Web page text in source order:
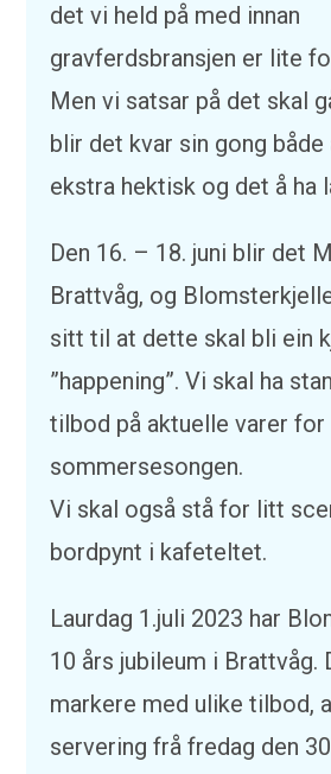
det vi held på med innan
gravferdsbransjen er lite
Men vi satsar på det skal
blir det kvar sin gong både
ekstra hektisk og det å ha
Den 16. – 18. juni blir det
Brattvåg, og
sitt til at dette skal bli ein
”happening”. Vi skal ha
tilbod på aktuelle varer for
sommersesongen.
Vi skal også stå for litt
bordpynt i kafeteltet.
Laurdag 1.juli 2023 har
10 års jubileum i Brattvåg.
markere med ulike tilbod,
servering frå fredag den